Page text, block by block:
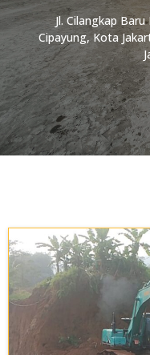
Jl. Cilangkap
Cipayung, Kota